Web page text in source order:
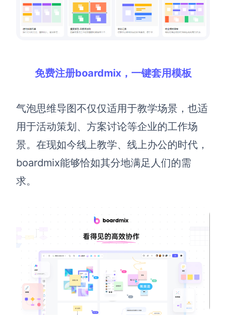
免费注册boardmix，一键套用模板
气泡思维导图不仅仅适用于教学场景，也适
用于活动策划、方案讨论等企业的工作场
景。在现如今线上教学、线上办公的时代，
boardmix能够恰如其分地满足人们的需
求。